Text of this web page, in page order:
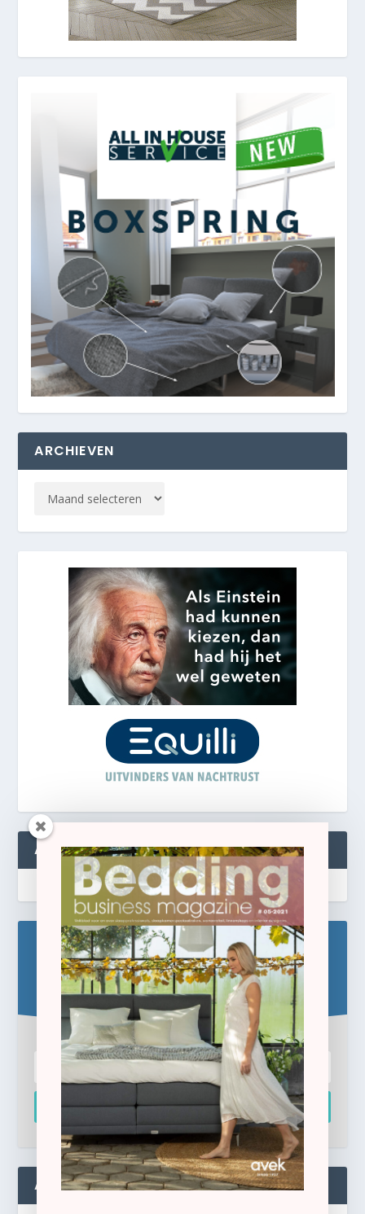
ARCHIEVEN
ABONNEREN
Blijf op de hoogte!
Schrijf u hier in voor de gratis e-newsletter.
Inschrijven
ADMIN